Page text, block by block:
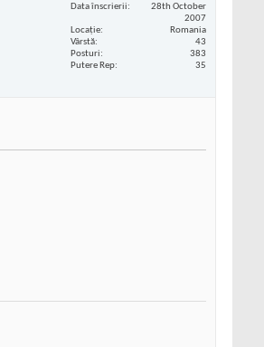
Data înscrierii
28th October
2007
Locaţie
Romania
Vârstă
43
Posturi
383
Putere Rep
35